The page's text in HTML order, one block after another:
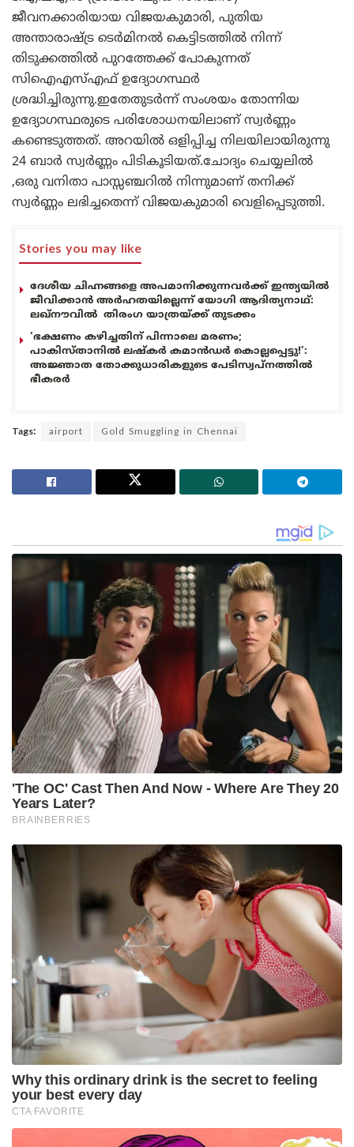
ജീവനക്കാരിയായ വിജയകുമാരി, പുതിയ
അന്താരാഷ്ട്ര ടെർമിനൽ കെട്ടിടത്തിൽ നിന്ന്
തിടുക്കത്തിൽ പുറത്തേക്ക് പോകുന്നത്
സിഐഎസ്എഫ് ഉദ്യോഗസ്ഥർ
ശ്രദ്ധിച്ചിരുന്നു.ഇതേതുടർന്ന് സംശയം തോന്നിയ
ഉദ്യോഗസ്ഥരുടെ പരിശോധനയിലാണ് സ്വർണ്ണം
കണ്ടെടുത്തത്. അറയിൽ ഒളിപ്പിച്ച നിലയിലായിരുന്നു
24 ബാർ സ്വർണ്ണം പിടികൂടിയത്.ചോദ്യം ചെയ്യലിൽ
,ഒരു വനിതാ പാസ്സഞ്ചറിൽ നിന്നുമാണ് തനിക്ക്
സ്വർണ്ണം ലഭിച്ചതെന്ന് വിജയകുമാരി വെളിപ്പെടുത്തി.
Stories you may like
ദേശീയ ചിഹ്നങ്ങളെ അപമാനിക്കുന്നവർക്ക് ഇന്ത്യയിൽ
ജീവിക്കാൻ അർഹതയില്ലെന്ന് യോഗി ആദിത്യനാഥ്:
ലഖ്‌നൗവിൽ തിരംഗ യാത്രയ്ക്ക് തുടക്കം
‘ഭക്ഷണം കഴിച്ചതിന് പിന്നാലെ മരണം;
പാകിസ്താനിൽ ലഷ്കർ കമാൻഡർ കൊല്ലപ്പെട്ടു!’:
അജ്ഞാത തോക്കുധാരികളുടെ പേടിസ്വപ്നത്തിൽ
ഭീകരർ
Tags: airport Gold Smuggling in Chennai